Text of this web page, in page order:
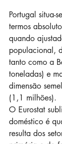
Portugal situa-
termos
quando
populacional,
tanto como a
toneladas) e
dimensão
(1,1 milhões).
O Eurostat
doméstico é
resulta dos